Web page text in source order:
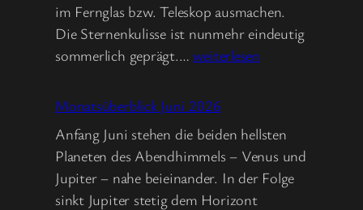
im Fernglas bzw. Teleskop ausmachen.
Die Sternenkulisse ist nunmehr eindeutig
sommerlich geprägt.…Monatsüberblick
2026
weiterlesen
Monatsüberblick Juni 2026
Anfang Juni stehen die beiden hellsten
Planeten des Abendhimmels – Venus und
Jupiter – nahe beieinander. In der Folge
sinkt Jupiter stetig dem Horizont